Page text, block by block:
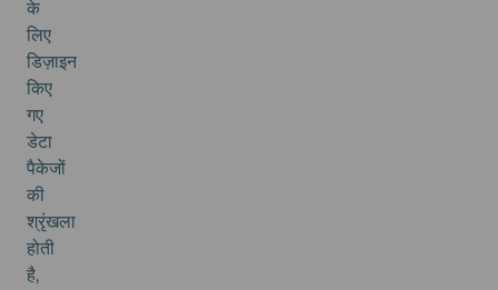
के
लिए
डिज़ाइन
किए
गए
डेटा
पैकेजों
की
श्रृंखला
होती
है,